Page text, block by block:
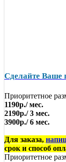
Сделайте Ваше
Приоритетное
1190р./ мес.
2190р./ 3 мес.
3900р./ 6 мес.
Для заказа,
срок и способ
Приоритетное